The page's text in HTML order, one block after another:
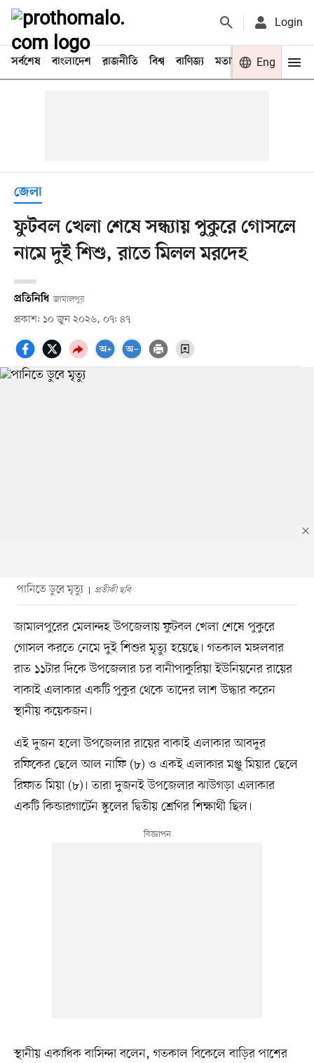
Login
সর্বশেষ বাংলাদেশ রাজনীতি বিশ্ব বাণিজ্য মতামত খেলা
Eng
জেলা
ফুটবল খেলা শেষে সন্ধ্যায় পুকুরে গোসলে
নামে দুই শিশু, রাতে মিলল মরদেহ
প্রতিনিধি জামালপুর
প্রকাশ: ১০ জুন ২০২৬, ০৭: ৪৭
পানিতে ডুবে মৃত্যু প্রতীকী ছবি
জামালপুরের মেলান্দহ উপজেলায় ফুটবল খেলা শেষে পুকুরে
গোসল করতে নেমে দুই শিশুর মৃত্যু হয়েছে। গতকাল মঙ্গলবার
রাত ১১টার দিকে উপজেলার চর বানীপাকুরিয়া ইউনিয়নের রায়ের
বাকাই এলাকার একটি পুকুর থেকে তাদের লাশ উদ্ধার করেন
স্থানীয় কয়েকজন।
এই দুজন হলো উপজেলার রায়ের বাকাই এলাকার আবদুর
রফিকের ছেলে আল নাফি (৮) ও একই এলাকার মঞ্জু মিয়ার ছেলে
রিফাত মিয়া (৮)। তারা দুজনই উপজেলার ঝাউগড়া এলাকার
একটি কিন্ডারগার্টেন স্কুলের দ্বিতীয় শ্রেণির শিক্ষার্থী ছিল।
স্থানীয় একাধিক বাসিন্দা বলেন, গতকাল বিকেলে বাড়ির পাশের